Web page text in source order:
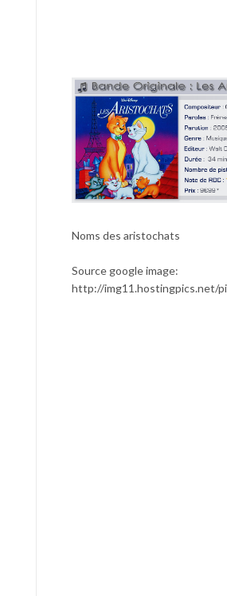
Noms des aristochats
Source google image:
http://img11.hostingpics.net/